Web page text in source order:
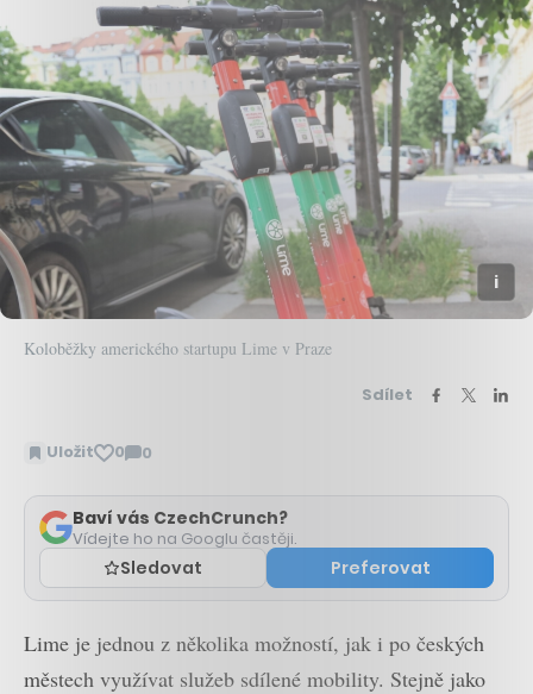
Koloběžky amerického startupu Lime v Praze
Sdílet
Uložit 0 0
Zobrazit
Baví vás CzechCrunch?
Vídejte ho na Googlu častěji.
Sledovat Preferovat
Lime je jednou z několika možností, jak i po českých
městech využívat služeb sdílené mobility. Stejně jako